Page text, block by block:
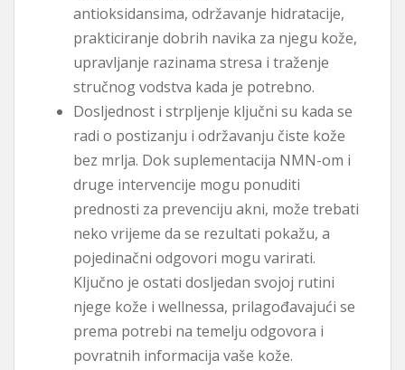
antioksidansima, održavanje hidratacije,
prakticiranje dobrih navika za njegu kože,
upravljanje razinama stresa i traženje
stručnog vodstva kada je potrebno.
Dosljednost i strpljenje ključni su kada se
radi o postizanju i održavanju čiste kože
bez mrlja. Dok suplementacija NMN-om i
druge intervencije mogu ponuditi
prednosti za prevenciju akni, može trebati
neko vrijeme da se rezultati pokažu, a
pojedinačni odgovori mogu varirati.
Ključno je ostati dosljedan svojoj rutini
njege kože i wellnessa, prilagođavajući se
prema potrebi na temelju odgovora i
povratnih informacija vaše kože.